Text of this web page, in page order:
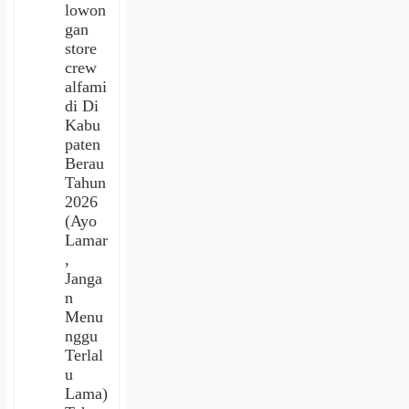
lowon
gan
store
crew
alfami
di Di
Kabu
paten
Berau
Tahun
2026
(Ayo
Lamar
,
Janga
n
Menu
nggu
Terlal
u
Lama)